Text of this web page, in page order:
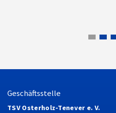
Geschäftsstelle
TSV Osterholz-Tenever e. V.